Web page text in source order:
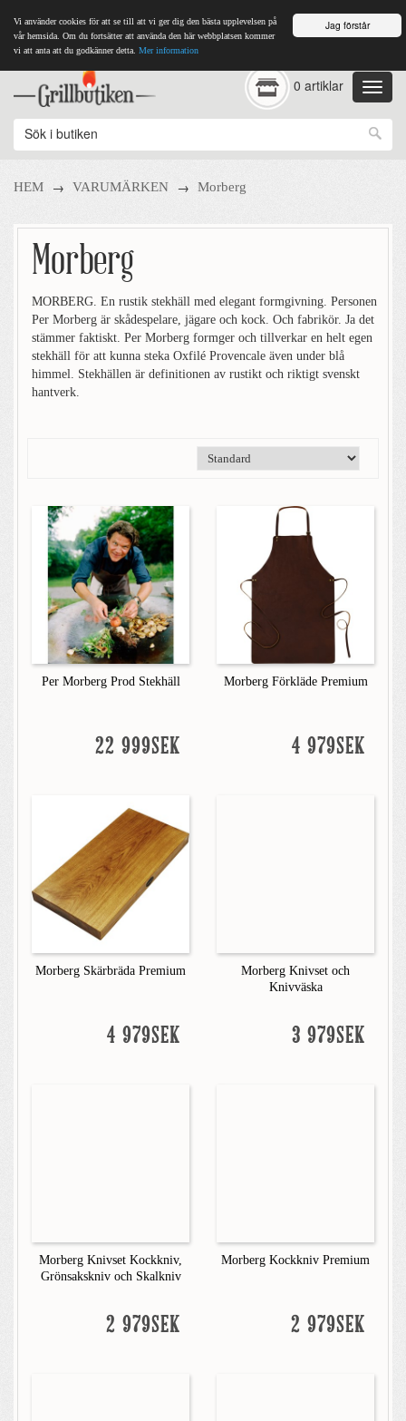
Jag förstår
Vi använder cookies för att se till att vi ger dig den bästa upplevelsen på
vår hemsida. Om du fortsätter att använda den här webbplatsen kommer
vi att anta att du godkänner detta. Mer information
0 artiklar
HEM → VARUMÄRKEN → Morberg
Morberg
MORBERG. En rustik stekhäll med elegant formgivning. Personen
Per Morberg är skådespelare, jägare och kock. Och fabrikör. Ja det
stämmer faktiskt. Per Morberg formger och tillverkar en helt egen
stekhäll för att kunna steka Oxfilé Provencale även under blå
himmel. Stekhällen är definitionen av rustikt och riktigt svenskt
hantverk.
Per Morberg Prod Stekhäll
22 999SEK
Morberg Förkläde Premium
4 979SEK
Morberg Skärbräda Premium
4 979SEK
Morberg Knivset och
Knivväska
3 979SEK
Morberg Knivset Kockkniv,
Grönsakskniv och Skalkniv
2 979SEK
Morberg Kockkniv Premium
2 979SEK